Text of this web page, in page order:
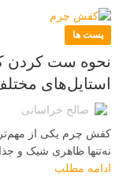
پست ها
نحوه ست کردن
استایل‌های
صالح خراسانی
کفش چرم یکی از
نه‌تنها ظاهری شیک و
ادامه مطلب